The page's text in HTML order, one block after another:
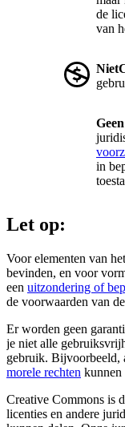
de
van
in
Let op:
Voor elementen van
bevinden, en voor
een uitzondering of
de voorwaarden van
Er worden geen
je niet alle
gebruik. Bijvoorbeeld,
morele rechten kunnen
Creative Commons is
licenties en andere